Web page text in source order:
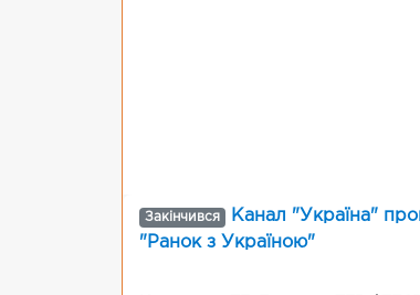
Закінчився
Канал "Україна"
"Ранок з Україною"